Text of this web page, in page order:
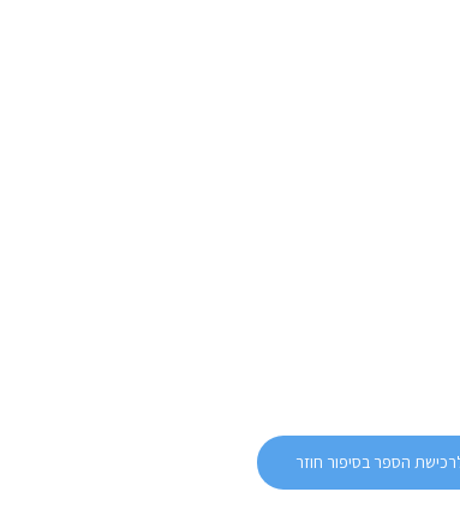
הספר בסיפור חוזר